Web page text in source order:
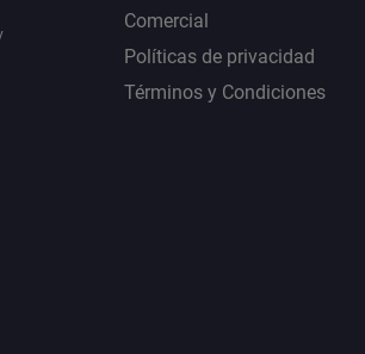
Comercial
Políticas de privacidad
Términos y Condiciones